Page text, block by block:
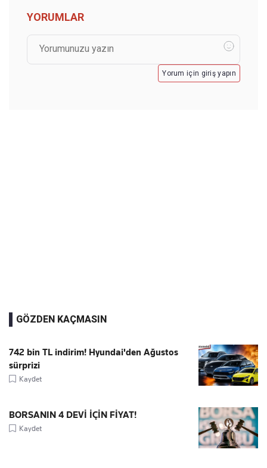
YORUMLAR
Yorum için giriş yapın
GÖZDEN KAÇMASIN
742 bin TL indirim! Hyundai'den Ağustos
sürprizi
Kaydet
BORSANIN 4 DEVİ İÇİN FİYAT!
Kaydet